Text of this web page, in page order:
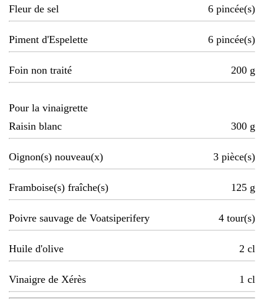
Fleur de sel 6 pincée(s)
Piment d'Espelette 6 pincée(s)
Foin non traité 200 g
Pour la vinaigrette
Raisin blanc
300 g
Oignon(s) nouveau(x) 3 pièce(s)
Framboise(s) fraîche(s) 125 g
Poivre sauvage de Voatsiperifery 4 tour(s)
Huile d'olive 2 cl
Vinaigre de Xérès 1 cl